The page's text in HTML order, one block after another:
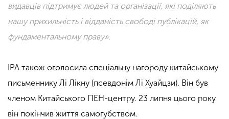
видавців підтримує людей та організації, які поділяють
нашу прихильність і відданість свободі публікацій, як
фундаментальному праву».
IPA також оголосила спеціальну нагороду китайському
письменнику Лі Лікну (псевдонім Лі Хуайцзи). Він був
членом Китайського ПЕН-центру. 23 липня цього року
він покінчив життя самогубством.